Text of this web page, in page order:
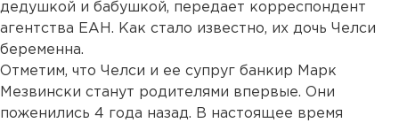
дедушкой и бабушкой, передает корреспондент
агентства ЕАН. Как стало известно, их дочь Челси
беременна.
Отметим, что Челси и ее супруг банкир Марк
Мезвински станут родителями впервые. Они
поженились 4 года назад. В настоящее время